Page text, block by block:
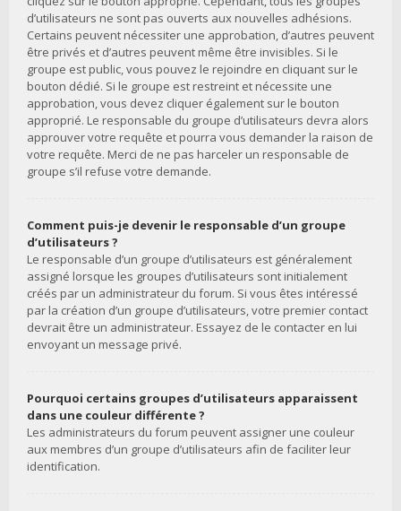
d’utilisateurs ne sont pas ouverts aux nouvelles adhésions.
Certains peuvent nécessiter une approbation, d’autres peuvent
être privés et d’autres peuvent même être invisibles. Si le
groupe est public, vous pouvez le rejoindre en cliquant sur le
bouton dédié. Si le groupe est restreint et nécessite une
approbation, vous devez cliquer également sur le bouton
approprié. Le responsable du groupe d’utilisateurs devra alors
approuver votre requête et pourra vous demander la raison de
votre requête. Merci de ne pas harceler un responsable de
groupe s’il refuse votre demande.
Comment puis-je devenir le responsable d’un groupe
d’utilisateurs ?
Le responsable d’un groupe d’utilisateurs est généralement
assigné lorsque les groupes d’utilisateurs sont initialement
créés par un administrateur du forum. Si vous êtes intéressé
par la création d’un groupe d’utilisateurs, votre premier contact
devrait être un administrateur. Essayez de le contacter en lui
envoyant un message privé.
Pourquoi certains groupes d’utilisateurs apparaissent
dans une couleur différente ?
Les administrateurs du forum peuvent assigner une couleur
aux membres d’un groupe d’utilisateurs afin de faciliter leur
identification.